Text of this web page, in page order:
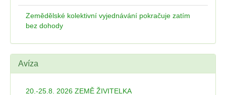
Zemědělské kolektivní vyjednávání pokračuje zatím
bez dohody
Avíza
20.-25.8. 2026 ZEMĚ ŽIVITELKA